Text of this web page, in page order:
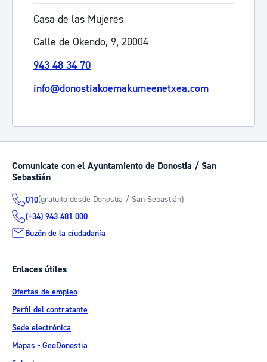
Casa de las Mujeres
Calle de Okendo, 9, 20004
943 48 34 70
info@donostiakoemakumeenetxea.com
Comunícate con el Ayuntamiento de Donostia / San
Sebastián
010(gratuito desde Donostia / San Sebastián)
(+34) 943 481 000
Buzón de la ciudadanía
Enlaces útiles
Ofertas de empleo
Perfil del contratante
Sede electrónica
Mapas - GeoDonostia